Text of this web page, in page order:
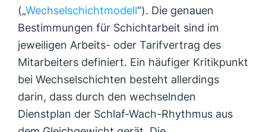
(„Wechselschichtmodell“). Die genauen
Bestimmungen für Schichtarbeit sind im
jeweiligen Arbeits- oder Tarifvertrag des
Mitarbeiters definiert. Ein häufiger Kritikpunkt
bei Wechselschichten besteht allerdings
darin, dass durch den wechselnden
Dienstplan der Schlaf-Wach-Rhythmus aus